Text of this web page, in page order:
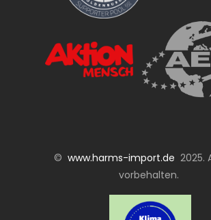
© www.harms-import.de 2025.
vorbehalten.